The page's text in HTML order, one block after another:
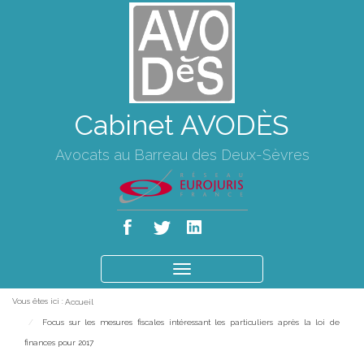
Cabinet AVODÈS
Avocats au Barreau des Deux-Sèvres
le
Vous êtes ici : Accueil
Focus sur les mesures fiscales intéressant les particuliers après la loi de
finances pour 2017